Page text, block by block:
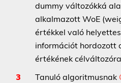
dummy változókká
alkalmazott WoE
értékkel való
információt hordozott
értékének
Tanuló algoritmusnak